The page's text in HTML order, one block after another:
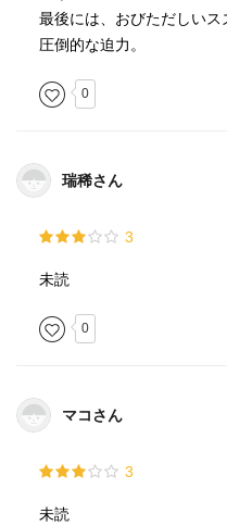
最後には、おびただしいス
圧倒的な迫力。
0
瑞稀さん
3
未読
0
マコさん
3
未読